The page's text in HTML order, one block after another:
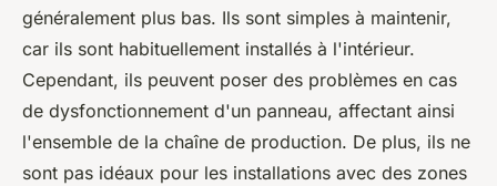
généralement plus bas. Ils sont simples à maintenir,
car ils sont habituellement installés à l'intérieur.
Cependant, ils peuvent poser des problèmes en cas
de dysfonctionnement d'un panneau, affectant ainsi
l'ensemble de la chaîne de production. De plus, ils ne
sont pas idéaux pour les installations avec des zones